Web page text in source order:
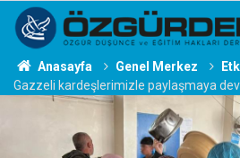
Anasayfa Genel Merkez
Gazzeli kardeşlerimizle paylaşmaya